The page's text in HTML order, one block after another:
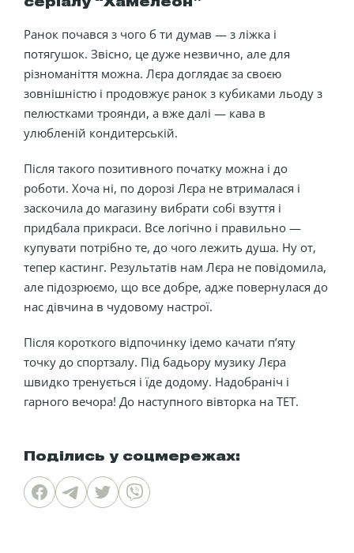
серіалу “Хамелеон”
Ранок почався з чого б ти думав — з ліжка і
потягушок. Звісно, це дуже незвично, але для
різноманіття можна. Лєра доглядає за своєю
зовнішністю і продовжує ранок з кубиками льоду з
пелюстками троянди, а вже далі — кава в
улюбленій кондитерській.
Після такого позитивного початку можна і до
роботи. Хоча ні, по дорозі Лєра не втрималася і
заскочила до магазину вибрати собі взуття і
придбала прикраси. Все логічно і правильно —
купувати потрібно те, до чого лежить душа. Ну от,
тепер кастинг. Результатів нам Лєра не повідомила,
але підозрюємо, що все добре, адже повернулася до
нас дівчина в чудовому настрої.
Після короткого відпочинку ідемо качати п’яту
точку до спортзалу. Під бадьору музику Лєра
швидко тренується і їде додому. Надобраніч і
гарного вечора! До наступного вівторка на ТЕТ.
Поділись у соцмережах: